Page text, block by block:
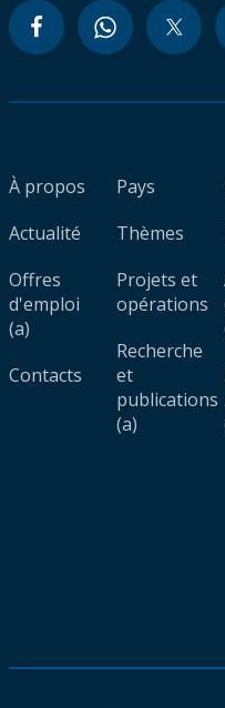
À propos
Actualité
Offres
d'emploi
(a)
Contacts
Pays
Thèmes
Projets et
opérations
Recherche
et
publications
(a)